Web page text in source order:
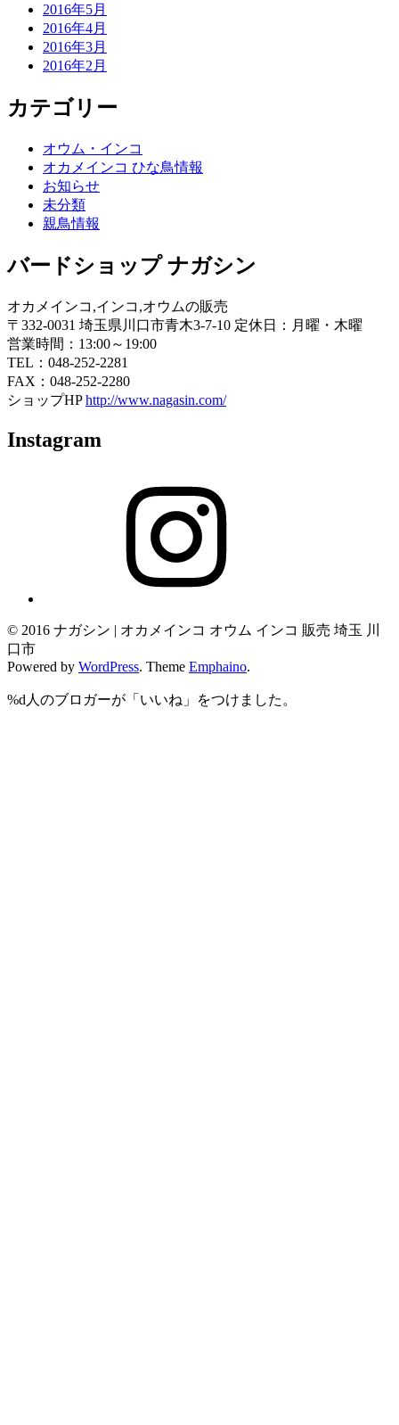
2016年5月
2016年4月
2016年3月
2016年2月
カテゴリー
オウム・インコ
オカメインコ ひな鳥情報
お知らせ
未分類
親鳥情報
バードショップ ナガシン
オカメインコ,インコ,オウムの販売
〒332-0031 埼玉県川口市青木3-7-10 定休日：月曜・木曜
営業時間：13:00～19:00
TEL：048-252-2281
FAX：048-252-2280
ショップHPhttp://www.nagasin.com/
Instagram
© 2016 ナガシン | オカメインコ オウム インコ 販売 埼玉 川
口市
Powered by WordPress. Theme Emphaino.
%d 人のブロガーが「いいね」をつけました。